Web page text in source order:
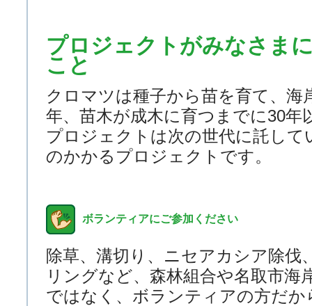
プロジェクトがみなさま
こと
クロマツは種子から苗を育て、海
年、苗木が成木に育つまでに30年
プロジェクトは次の世代に託して
のかかるプロジェクトです。
ボランティアにご参加ください
除草、溝切り、ニセアカシア除伐
リングなど、森林組合や名取市海
ではなく、ボランティアの方だ